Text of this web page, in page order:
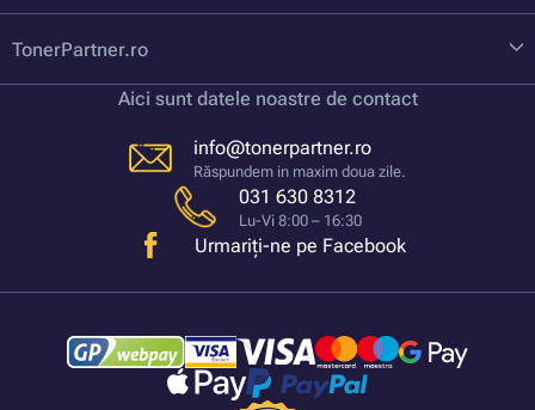
TonerPartner.ro
Aici sunt datele noastre de contact
info@tonerpartner.ro
Răspundem in maxim doua zile.
031 630 8312
Lu-Vi 8:00 – 16:30
Urmariți-ne pe Facebook